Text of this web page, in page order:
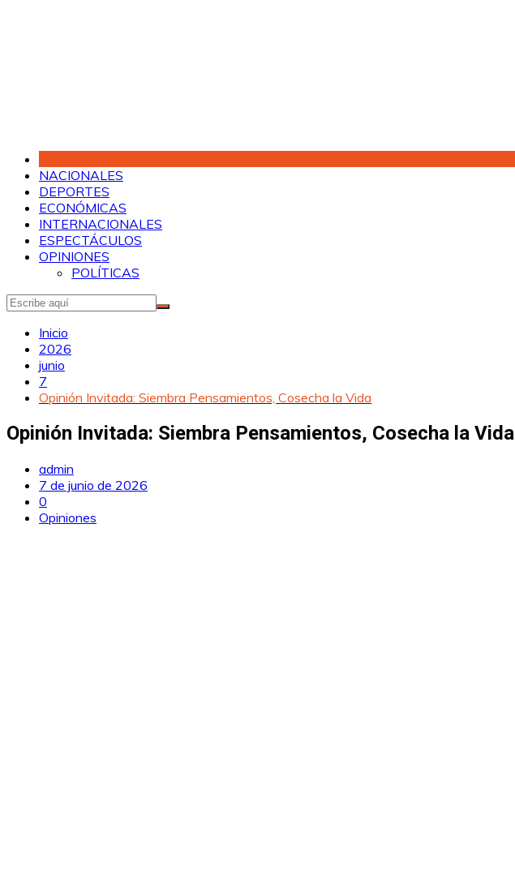
NACIONALES
DEPORTES
ECONÓMICAS
INTERNACIONALES
ESPECTÁCULOS
OPINIONES
POLÍTICAS
Inicio
2026
junio
7
Opinión Invitada: Siembra Pensamientos, Cosecha la Vida
Opinión Invitada: Siembra Pensamientos, Cosecha la Vida
admin
7 de junio de 2026
0
Opiniones